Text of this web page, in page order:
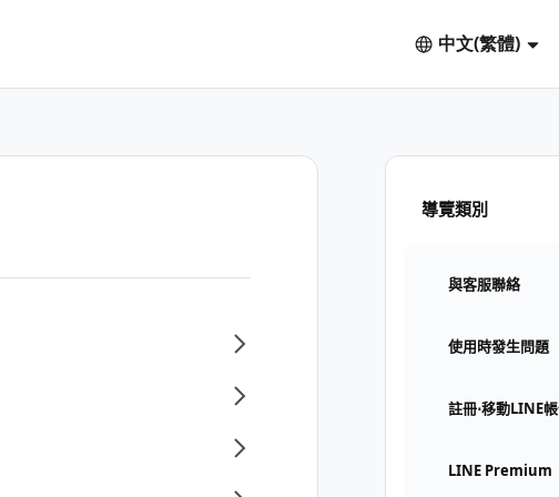
中文(繁體)
導覽類別
與客服聯絡
使用時發生問題
註冊⋅移動LINE
LINE Premium